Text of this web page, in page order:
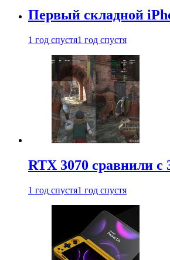
Первый складной
1 год спустя1 год спустя
RTX 3070 сравнили с
1 год спустя1 год спустя